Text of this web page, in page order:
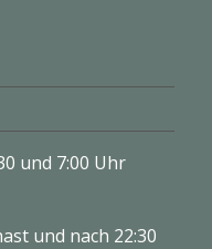
und 7:00 Uhr
und nach 22:30